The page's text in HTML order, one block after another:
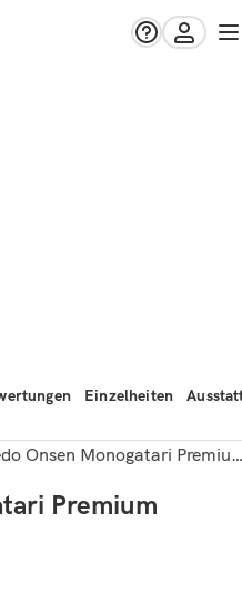
Einzelheiten
Onsen Monogatari Premium Nagasaki Hotel Seifu
Premium